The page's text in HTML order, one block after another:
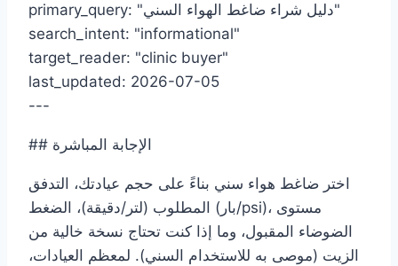
primary_query: "دليل شراء ضاغط الهواء السني"
search_intent: "informational"
target_reader: "clinic buyer"
last_updated: 2026-07-05
---
## الإجابة المباشرة
اختر ضاغط هواء سني بناءً على حجم عيادتك، التدفق
المطلوب (لتر/دقيقة)، الضغط (بار/psi)، مستوى
الضوضاء المقبول، وما إذا كنت تحتاج نسخة خالية من
الزيت (موصى به للاستخدام السني). لمعظم العيادات،